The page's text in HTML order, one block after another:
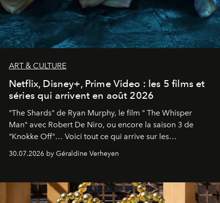
ART & CULTURE
Netflix, Disney+, Prime Video : les 5 films et
séries qui arrivent en août 2026
"The Shards" de Ryan Murphy, le film " The Whisper
Man" avec Robert De Niro, ou encore la saison 3 de
"Knokke Off"… Voici tout ce qui arrive sur les
plateformes de streaming en août 2026.
30.07.2026 by Géraldine Verheyen